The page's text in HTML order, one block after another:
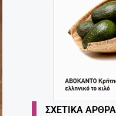
ΣΧΕΤΙΚΆ ΆΡΘΡΑ